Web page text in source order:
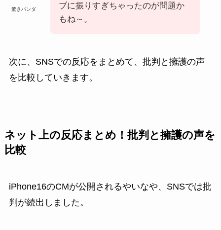
驚きパンダ
ブに振りすぎちゃったのが問題か
もね～。
次に、SNSでの反応をまとめて、批判と擁護の声
を比較していきます。
ネット上の反応まとめ！批判と擁護の声を
比較
iPhone16のCMが公開されるやいなや、SNSでは批
判が続出しました。